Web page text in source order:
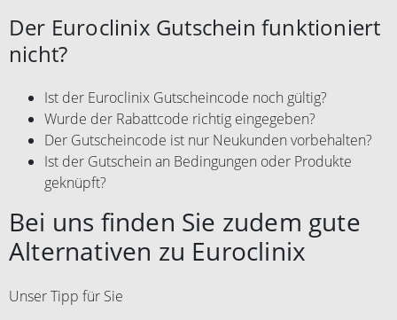
Der Euroclinix Gutschein funktioniert
nicht?
Ist der Euroclinix Gutscheincode noch gültig?
Wurde der Rabattcode richtig eingegeben?
Der Gutscheincode ist nur Neukunden vorbehalten?
Ist der Gutschein an Bedingungen oder Produkte
geknüpft?
Bei uns finden Sie zudem gute
Alternativen zu Euroclinix
Unser Tipp für Sie